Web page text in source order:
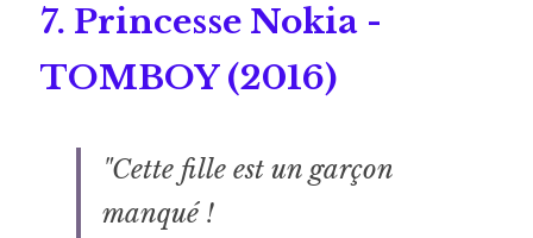
7. Princesse Nokia -
TOMBOY (2016)
"Cette fille est un garçon
manqué !